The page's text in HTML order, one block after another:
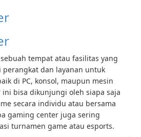
tempat atau fasilitas yang
perangkat dan layanan untuk
di PC, konsol, maupun mesin
ini bisa dikunjungi oleh siapa saja
secara individu atau bersama
gaming center juga sering
turnamen game atau esports.